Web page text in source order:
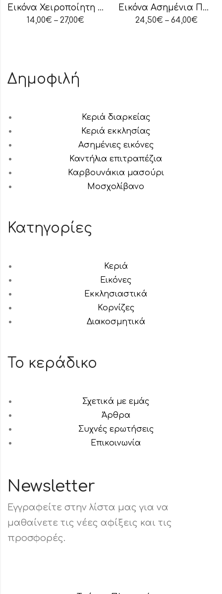
Εικόνα Χειροποίητη “Ταξιάρχες”
14,00€ – 27,00€
Εικόνα Ασημένια Παναγία Επτάσπαθη
24,50€ – 64,00€
Δημοφιλή
Κεριά διαρκείας
Κεριά εκκλησίας
Ασημένιες εικόνες
Καντήλια επιτραπέζια
Καρβουνάκια μασούρι
Μοσχολίβανο
Κατηγορίες
Κεριά
Εικόνες
Εκκλησιαστικά
Κορνίζες
Διακοσμητικά
Το κεράδικο
Σχετικά με εμάς
Άρθρα
Συχνές ερωτήσεις
Επικοινωνία
Newsletter
Εγγραφείτε στην λίστα μας για να
μαθαίνετε τις νέες αφίξεις και τις
προσφορές.